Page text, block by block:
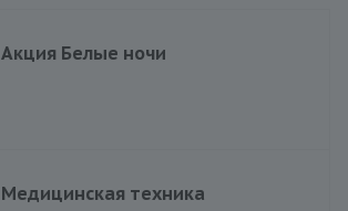
Акция Белые ночи
Медицинская техника